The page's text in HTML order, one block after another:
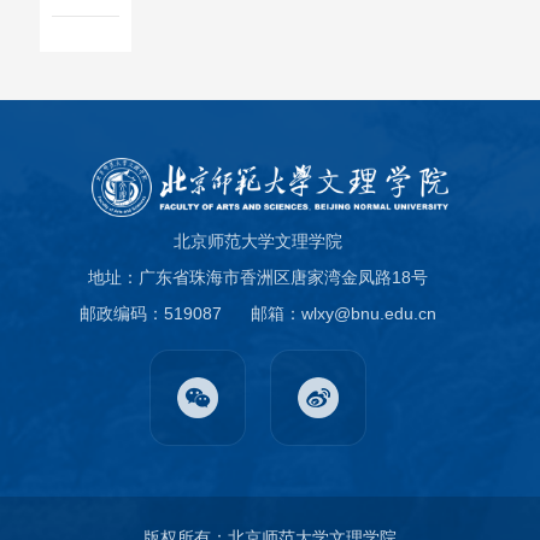
北京师范大学文理学院
地址：广东省珠海市香洲区唐家湾金凤路18号
邮政编码：519087
邮箱：wlxy@bnu.edu.cn